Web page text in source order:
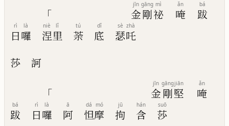
「 金
jīn
剛
gāng
祕
mì
唵
ǎn
跋
bá
日
rì
囉
là
涅
niè
里
lǐ
荼
tú
底
dǐ
瑟
sè
吒
zhà
莎 訶
「 金
jīn
剛
gāng
堅
jiān
唵
ǎn
跋
bá
日
rì
囉
là
阿
ā
怛
dá
摩
mó
拘
jū
含
hán
莎
suō